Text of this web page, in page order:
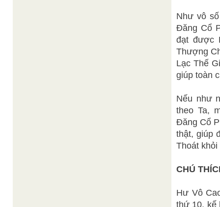
Như vô
Đăng Cổ
đạt được
Thượng
Lạc Thế
giúp toàn
Nếu như
theo Ta,
Đăng Cổ
thật, giúp
Thoát
CHÚ
Hư Vô
thứ 10, kế